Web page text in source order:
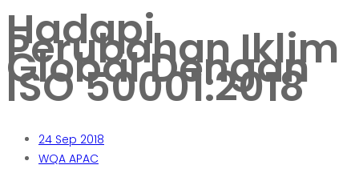
Hadapi
Perubahan Iklim
Global Dengan
ISO 50001:2018
24 Sep 2018
WQA APAC